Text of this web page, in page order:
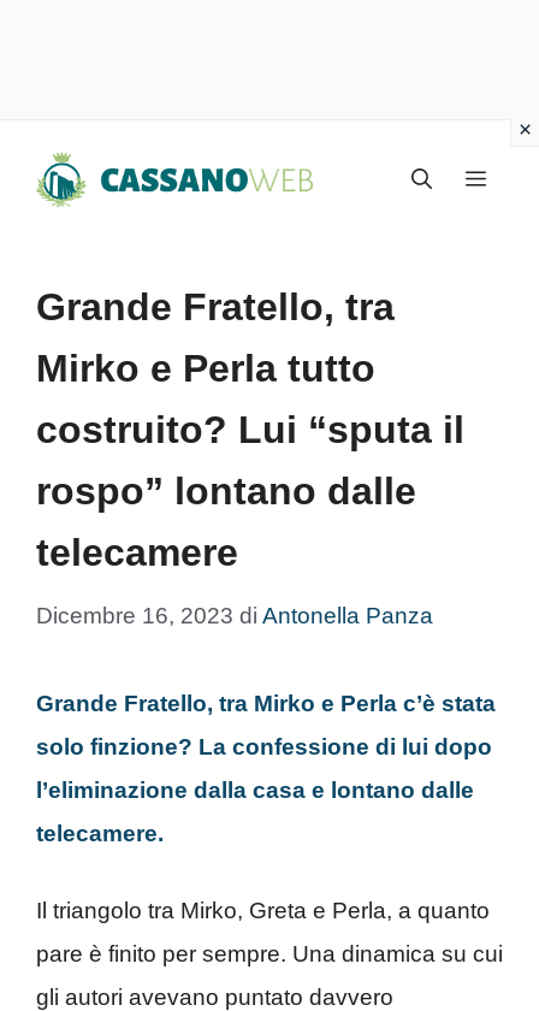
Menu
Grande Fratello, tra
Mirko e Perla tutto
costruito? Lui “sputa il
rospo” lontano dalle
telecamere
Dicembre 16, 2023 di Antonella Panza
Grande Fratello, tra Mirko e Perla c’è stata
solo finzione? La confessione di lui dopo
l’eliminazione dalla casa e lontano dalle
telecamere.
Il triangolo tra Mirko, Greta e Perla, a quanto
pare è finito per sempre. Una dinamica su cui
gli autori avevano puntato davvero